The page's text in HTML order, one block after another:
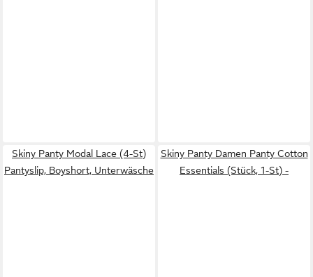
Skiny Panty Modal Lace (4-St)
Pantyslip, Boyshort, Unterwäsche
Skiny Panty Damen Panty Cotton
Essentials (Stück, 1-St) -